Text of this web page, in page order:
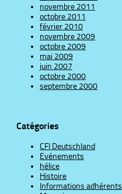
novembre 2011
octobre 2011
février 2010
novembre 2009
octobre 2009
mai 2009
juin 2007
octobre 2000
septembre 2000
Catégories
CFI Deutschland
Evénements
hélice
Histoire
Informations adhérents